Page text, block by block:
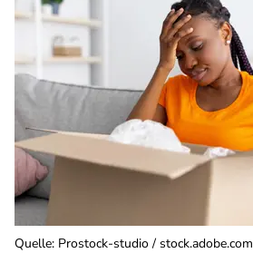
Quelle: Prostock-studio / stock.adobe.com